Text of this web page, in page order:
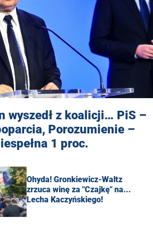
wyszedł z koalicji… PiS –
Porozumienie –
1 proc.
Ohyda! Gronkiewicz-Waltz
zrzuca winę za "Czajkę" na...
Lecha Kaczyńskiego!